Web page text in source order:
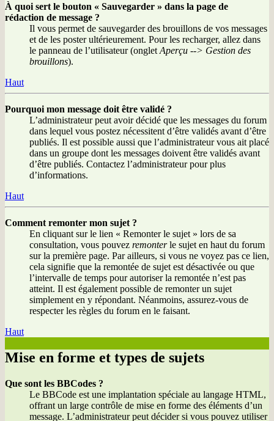
À quoi sert le bouton « Sauvegarder » dans la page de
rédaction de message ?
Il vous permet de sauvegarder des brouillons de vos messages
et de les poster ultérieurement. Pour les recharger, allez dans
le panneau de l’utilisateur (onglet Aperçu --> Gestion des
brouillons).
Haut
Pourquoi mon message doit être validé ?
L’administrateur peut avoir décidé que les messages du forum
dans lequel vous postez nécessitent d’être validés avant d’être
publiés. Il est possible aussi que l’administrateur vous ait placé
dans un groupe dont les messages doivent être validés avant
d’être publiés. Contactez l’administrateur pour plus
d’informations.
Haut
Comment remonter mon sujet ?
En cliquant sur le lien « Remonter le sujet » lors de sa
consultation, vous pouvez remonterle sujet en haut du forum
sur la première page. Par ailleurs, si vous ne voyez pas ce lien,
cela signifie que la remontée de sujet est désactivée ou que
l’intervalle de temps pour autoriser la remontée n’est pas
atteint. Il est également possible de remonter un sujet
simplement en y répondant. Néanmoins, assurez-vous de
respecter les règles du forum en le faisant.
Haut
Mise en forme et types de sujets
Que sont les BBCodes ?
Le BBCode est une implantation spéciale au langage HTML,
offrant un large contrôle de mise en forme des éléments d’un
message. L’administrateur peut décider si vous pouvez utiliser